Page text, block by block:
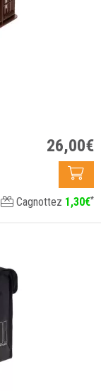
26,00€
Cagnottez 1,30€*